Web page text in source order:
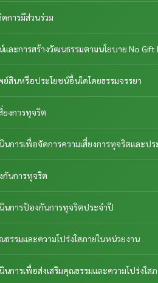
ดการมีส่วนร่วม
ละการสร้างวัฒนธรรมตามนโยบาย No Gift
สินหรือประโยชน์อื่นใดโดยธรรมจรรยา
ยงการทุจริต
นการเพื่อจัดการความเสี่ยงการทุจริตและ
นการทุจริต
นการป้องกันการทุจริตประจำปี
ธรรมและความโปร่งใสภายในหน่วยงาน
นการเพื่อส่งเสริมคุณธรรมและความโปร่งใส